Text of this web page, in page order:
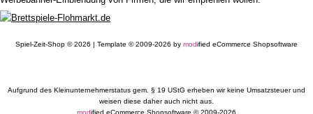
Spiel-Zeit-Shop © 2026 | Template © 2009-2026 by modified eCommerce Shopsoftware
Aufgrund des Kleinunternehmerstatus gem. § 19 UStG erheben wir keine Umsatzsteuer und
weisen diese daher auch nicht aus.
modified eCommerce Shopsoftware © 2009-2026